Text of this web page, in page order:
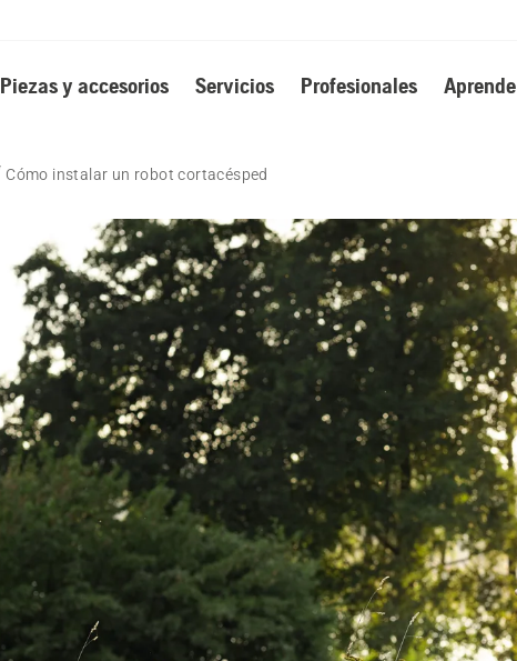
Piezas y accesorios Servicios Profesionales
Cómo instalar un robot cortacésped